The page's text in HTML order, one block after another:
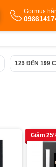
Gọi mua
126 ĐẾN 199
Giảm